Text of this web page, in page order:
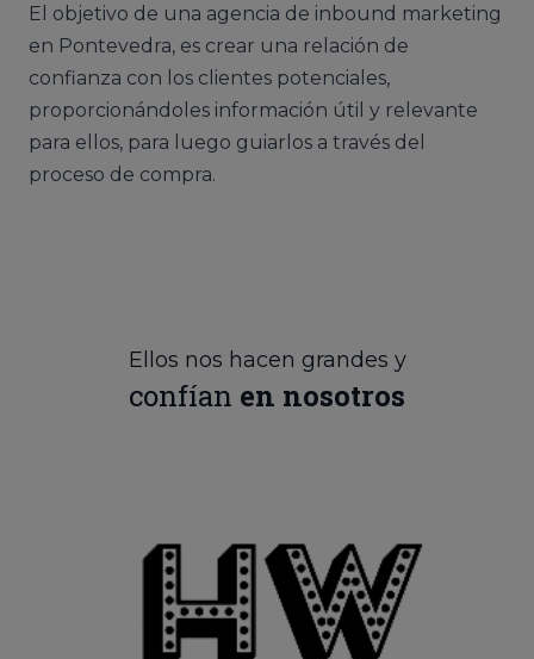
El objetivo de una agencia de inbound marketing
en Pontevedra, es crear una relación de
confianza con los clientes potenciales,
proporcionándoles información útil y relevante
para ellos, para luego guiarlos a través del
proceso de compra.
Ellos nos hacen grandes y
confían en nosotros